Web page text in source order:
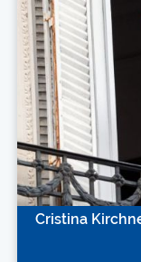
Cristina